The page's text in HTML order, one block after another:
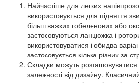
Найчастіше для легких
використовується для підняття
більш важких гобеленових або
застосовуються ланцюжка і
використовуватися і обидва
застосовується кілька різних за
Складки можуть розташовуватися
залежності від дизайну.